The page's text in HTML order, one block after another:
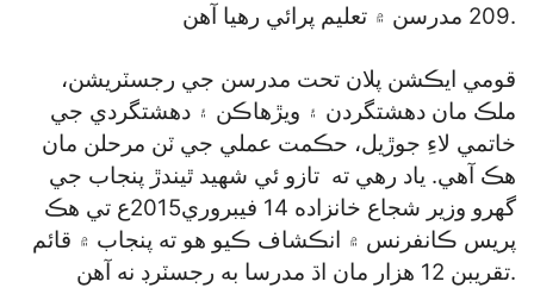
209 مدرسن ۾ تعليم پرائي رهيا آهن.
قومي ايڪشن پلان تحت مدرسن جي رجسٽريشن،
ملڪ مان دهشتگردن ۽ ويڙهاڪن ۽ دهشتگردي جي
خاتمي لاءِ جوڙيل، حڪمت عملي جي ٽن مرحلن مان
هڪ آهي. ياد رهي ته تازو ئي شهيد ٿيندڙ پنجاب جي
گهرو وزير شجاع خانزاده 14 فيبروري2015ع تي هڪ
پريس ڪانفرنس ۾ انڪشاف ڪيو هو ته پنجاب ۾ قائم
تقريبن 12 هزار مان اڌ مدرسا به رجسٽرڊ نه آهن.